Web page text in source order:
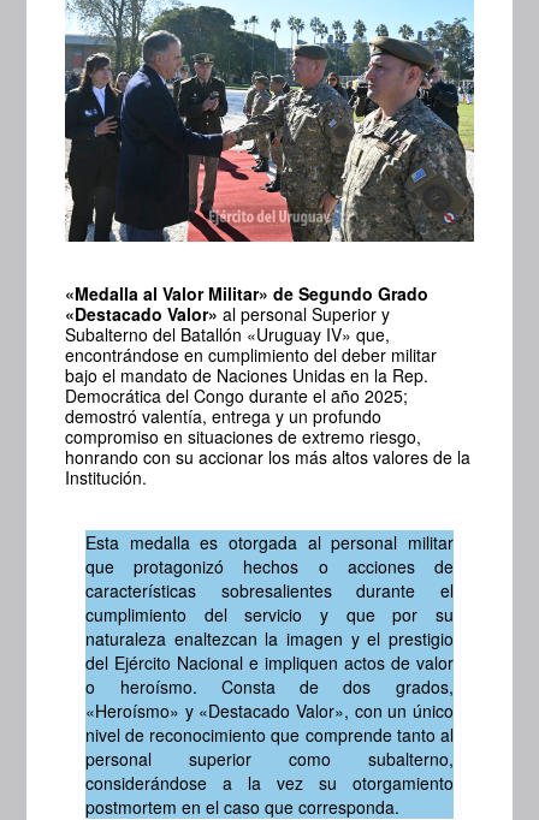
«Medalla al Valor Militar» de Segundo Grado
«Destacado Valor» al personal Superior y
Subalterno del Batallón «Uruguay IV» que,
encontrándose en cumplimiento del deber militar
bajo el mandato de Naciones Unidas en la Rep.
Democrática del Congo durante el año 2025;
demostró valentía, entrega y un profundo
compromiso en situaciones de extremo riesgo,
honrando con su accionar los más altos valores de la
Institución.
Esta medalla es otorgada al personal militar
que protagonizó hechos o acciones de
características sobresalientes durante el
cumplimiento del servicio y que por su
naturaleza enaltezcan la imagen y el prestigio
del Ejército Nacional e impliquen actos de valor
o heroísmo. Consta de dos grados,
«Heroísmo» y «Destacado Valor», con un único
nivel de reconocimiento que comprende tanto al
personal superior como subalterno,
considerándose a la vez su otorgamiento
postmortem en el caso que corresponda.